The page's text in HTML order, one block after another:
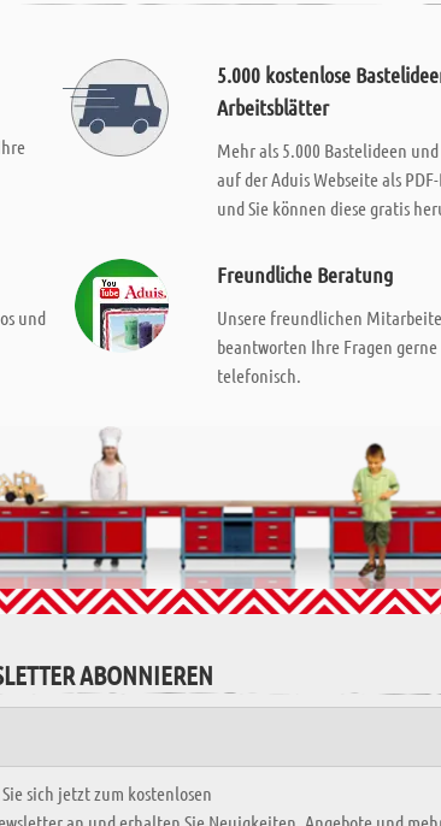
5.000 kostenlose
Arbeitsblätter
Mehr als 5.000 Bastelideen
auf der Aduis Webseite als
und Sie können diese gratis
und
Freundliche Beratung
Unsere freundlichen
beantworten Ihre Fragen
telefonisch.
ABONNIEREN
sich jetzt zum kostenlosen